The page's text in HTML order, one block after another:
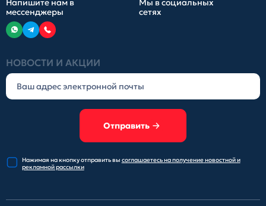
НОВОСТИ И АКЦИИ
Отправить
Нажимая на кнопку отправитьвы соглашаетесь на получениеновостной и
рекламной рассылки
Напишите нам в
мессенджеры
Мы в социальных
сетях